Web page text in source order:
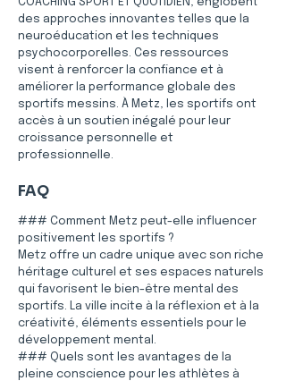
des approches innovantes telles que la
neuroéducation et les techniques
psychocorporelles. Ces ressources
visent à renforcer la confiance et à
améliorer la performance globale des
sportifs messins. À Metz, les sportifs ont
accès à un soutien inégalé pour leur
croissance personnelle et
professionnelle.
FAQ
### Comment Metz peut-elle influencer
positivement les sportifs ?
Metz offre un cadre unique avec son riche
héritage culturel et ses espaces naturels
qui favorisent le bien-être mental des
sportifs. La ville incite à la réflexion et à la
créativité, éléments essentiels pour le
développement mental.
### Quels sont les avantages de la
pleine conscience pour les athlètes à